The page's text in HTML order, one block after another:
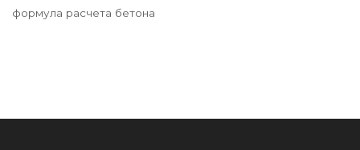
формула расчета бетона